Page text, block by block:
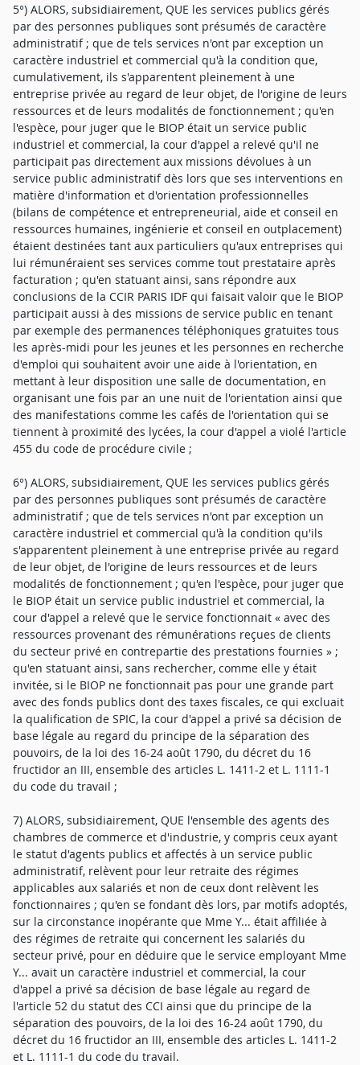
5°) ALORS, subsidiairement, QUE les services publics gérés
par des personnes publiques sont présumés de caractère
administratif ; que de tels services n'ont par exception un
caractère industriel et commercial qu'à la condition que,
cumulativement, ils s'apparentent pleinement à une
entreprise privée au regard de leur objet, de l'origine de leurs
ressources et de leurs modalités de fonctionnement ; qu'en
l'espèce, pour juger que le BIOP était un service public
industriel et commercial, la cour d'appel a relevé qu'il ne
participait pas directement aux missions dévolues à un
service public administratif dès lors que ses interventions en
matière d'information et d'orientation professionnelles
(bilans de compétence et entrepreneurial, aide et conseil en
ressources humaines, ingénierie et conseil en outplacement)
étaient destinées tant aux particuliers qu'aux entreprises qui
lui rémunéraient ses services comme tout prestataire après
facturation ; qu'en statuant ainsi, sans répondre aux
conclusions de la CCIR PARIS IDF qui faisait valoir que le BIOP
participait aussi à des missions de service public en tenant
par exemple des permanences téléphoniques gratuites tous
les après-midi pour les jeunes et les personnes en recherche
d'emploi qui souhaitent avoir une aide à l'orientation, en
mettant à leur disposition une salle de documentation, en
organisant une fois par an une nuit de l'orientation ainsi que
des manifestations comme les cafés de l'orientation qui se
tiennent à proximité des lycées, la cour d'appel a violé l'article
455 du code de procédure civile ;
6°) ALORS, subsidiairement, QUE les services publics gérés
par des personnes publiques sont présumés de caractère
administratif ; que de tels services n'ont par exception un
caractère industriel et commercial qu'à la condition qu'ils
s'apparentent pleinement à une entreprise privée au regard
de leur objet, de l'origine de leurs ressources et de leurs
modalités de fonctionnement ; qu'en l'espèce, pour juger que
le BIOP était un service public industriel et commercial, la
cour d'appel a relevé que le service fonctionnait « avec des
ressources provenant des rémunérations reçues de clients
du secteur privé en contrepartie des prestations fournies » ;
qu'en statuant ainsi, sans rechercher, comme elle y était
invitée, si le BIOP ne fonctionnait pas pour une grande part
avec des fonds publics dont des taxes fiscales, ce qui excluait
la qualification de SPIC, la cour d'appel a privé sa décision de
base légale au regard du principe de la séparation des
pouvoirs, de la loi des 16-24 août 1790, du décret du 16
fructidor an III, ensemble des articles L. 1411-2 et L. 1111-1
du code du travail ;
7) ALORS, subsidiairement, QUE l'ensemble des agents des
chambres de commerce et d'industrie, y compris ceux ayant
le statut d'agents publics et affectés à un service public
administratif, relèvent pour leur retraite des régimes
applicables aux salariés et non de ceux dont relèvent les
fonctionnaires ; qu'en se fondant dès lors, par motifs adoptés,
sur la circonstance inopérante que Mme Y... était affiliée à
des régimes de retraite qui concernent les salariés du
secteur privé, pour en déduire que le service employant Mme
Y... avait un caractère industriel et commercial, la cour
d'appel a privé sa décision de base légale au regard de
l'article 52 du statut des CCI ainsi que du principe de la
séparation des pouvoirs, de la loi des 16-24 août 1790, du
décret du 16 fructidor an III, ensemble des articles L. 1411-2
et L. 1111-1 du code du travail.